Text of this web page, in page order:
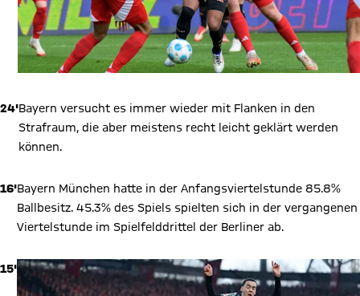
24'Bayern versucht es immer wieder mit Flanken in den
Strafraum, die aber meistens recht leicht geklärt werden
können.
16'Bayern München hatte in der Anfangsviertelstunde 85.8%
Ballbesitz. 45.3% des Spiels spielten sich in der vergangenen
Viertelstunde im Spielfelddrittel der Berliner ab.
15'